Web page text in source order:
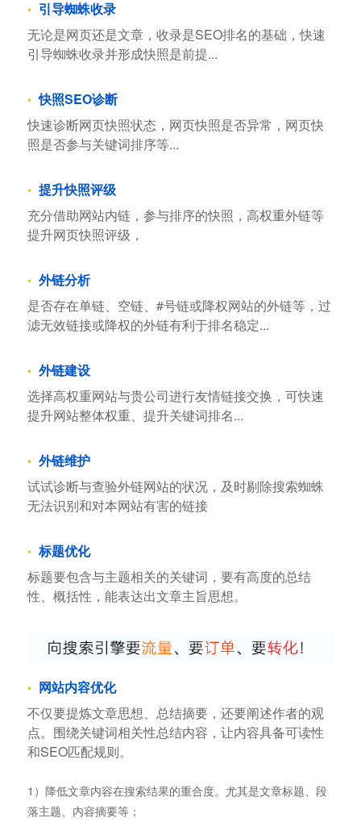
引导蜘蛛收录
无论是网页还是文章，收录是SEO排名的基础，快速
引导蜘蛛收录并形成快照是前提...
快照SEO诊断
快速诊断网页快照状态，网页快照是否异常，网页快
照是否参与关键词排序等...
提升快照评级
充分借助网站内链，参与排序的快照，高权重外链等
提升网页快照评级，
外链分析
是否存在单链、空链、#号链或降权网站的外链等，过
滤无效链接或降权的外链有利于排名稳定...
外链建设
选择高权重网站与贵公司进行友情链接交换，可快速
提升网站整体权重、提升关键词排名...
外链维护
试试诊断与查验外链网站的状况，及时剔除搜索蜘蛛
无法识别和对本网站有害的链接
标题优化
标题要包含与主题相关的关键词，要有高度的总结
性、概括性，能表达出文章主旨思想。
网站内容优化
不仅要提炼文章思想、总结摘要，还要阐述作者的观
点。围绕关键词相关性总结内容，让内容具备可读性
和SEO匹配规则。
1）降低文章内容在搜索结果的重合度。尤其是文章标题、段
落主题、内容摘要等；